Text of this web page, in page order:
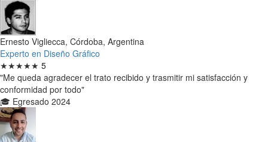
Ernesto Vigliecca, Córdoba, Argentina
Experto en Diseño Gráfico
★★★★★ 5
"Me queda agradecer el trato recibido y trasmitir mi satisfacción y
conformidad por todo"
🎓 Egresado 2024